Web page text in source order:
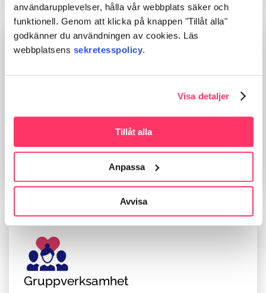
användarupplevelser, hålla vår webbplats säker och
funktionell. Genom att klicka på knappen "Tillåt alla"
godkänner du användningen av cookies. Läs
webbplatsens sekretesspolicy.
Visa detaljer
Tillåt alla
Anpassa
Avvisa
Målet för företagspsykologens verksamhet är
att stöda såväl individens som arbetsgruppens
Gruppverksamhet